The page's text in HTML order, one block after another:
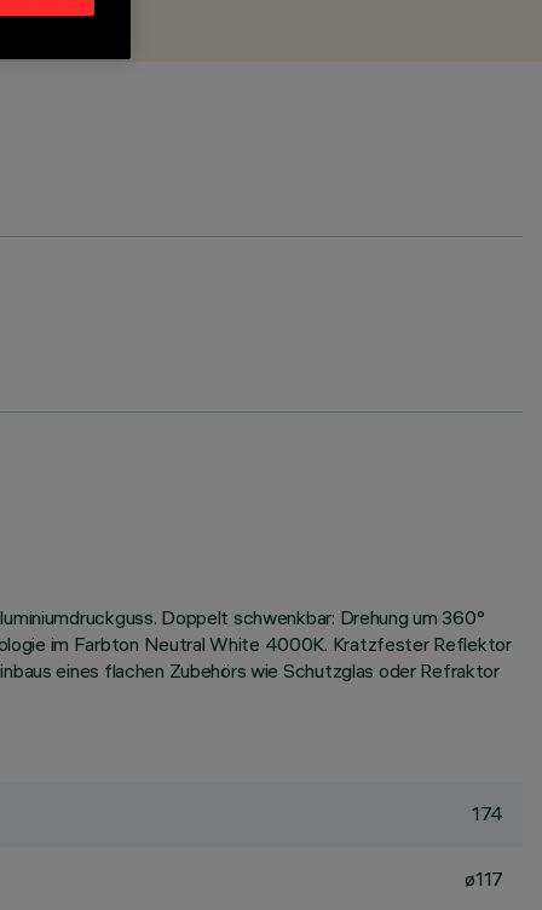
Doppelt schwenkbar: Drehung um 360°
im Farbton Neutral White 4000K. Kratzfester Reflektor
eines flachen Zubehörs wie Schutzglas oder Refraktor
174
ø117